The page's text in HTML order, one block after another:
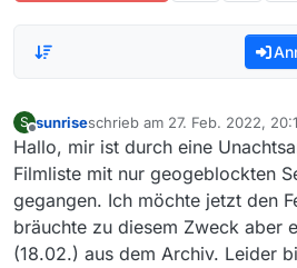
S
Offline
sunriseschrieb am 27. Feb. 2022,
zuletzt editiert von sunrise
Hallo, mir ist durch eine
Filmliste mit nur geogeblockten
gegangen. Ich möchte jetzt den
bräuchte zu diesem Zweck aber
(18.02.) aus dem Archiv. Leider